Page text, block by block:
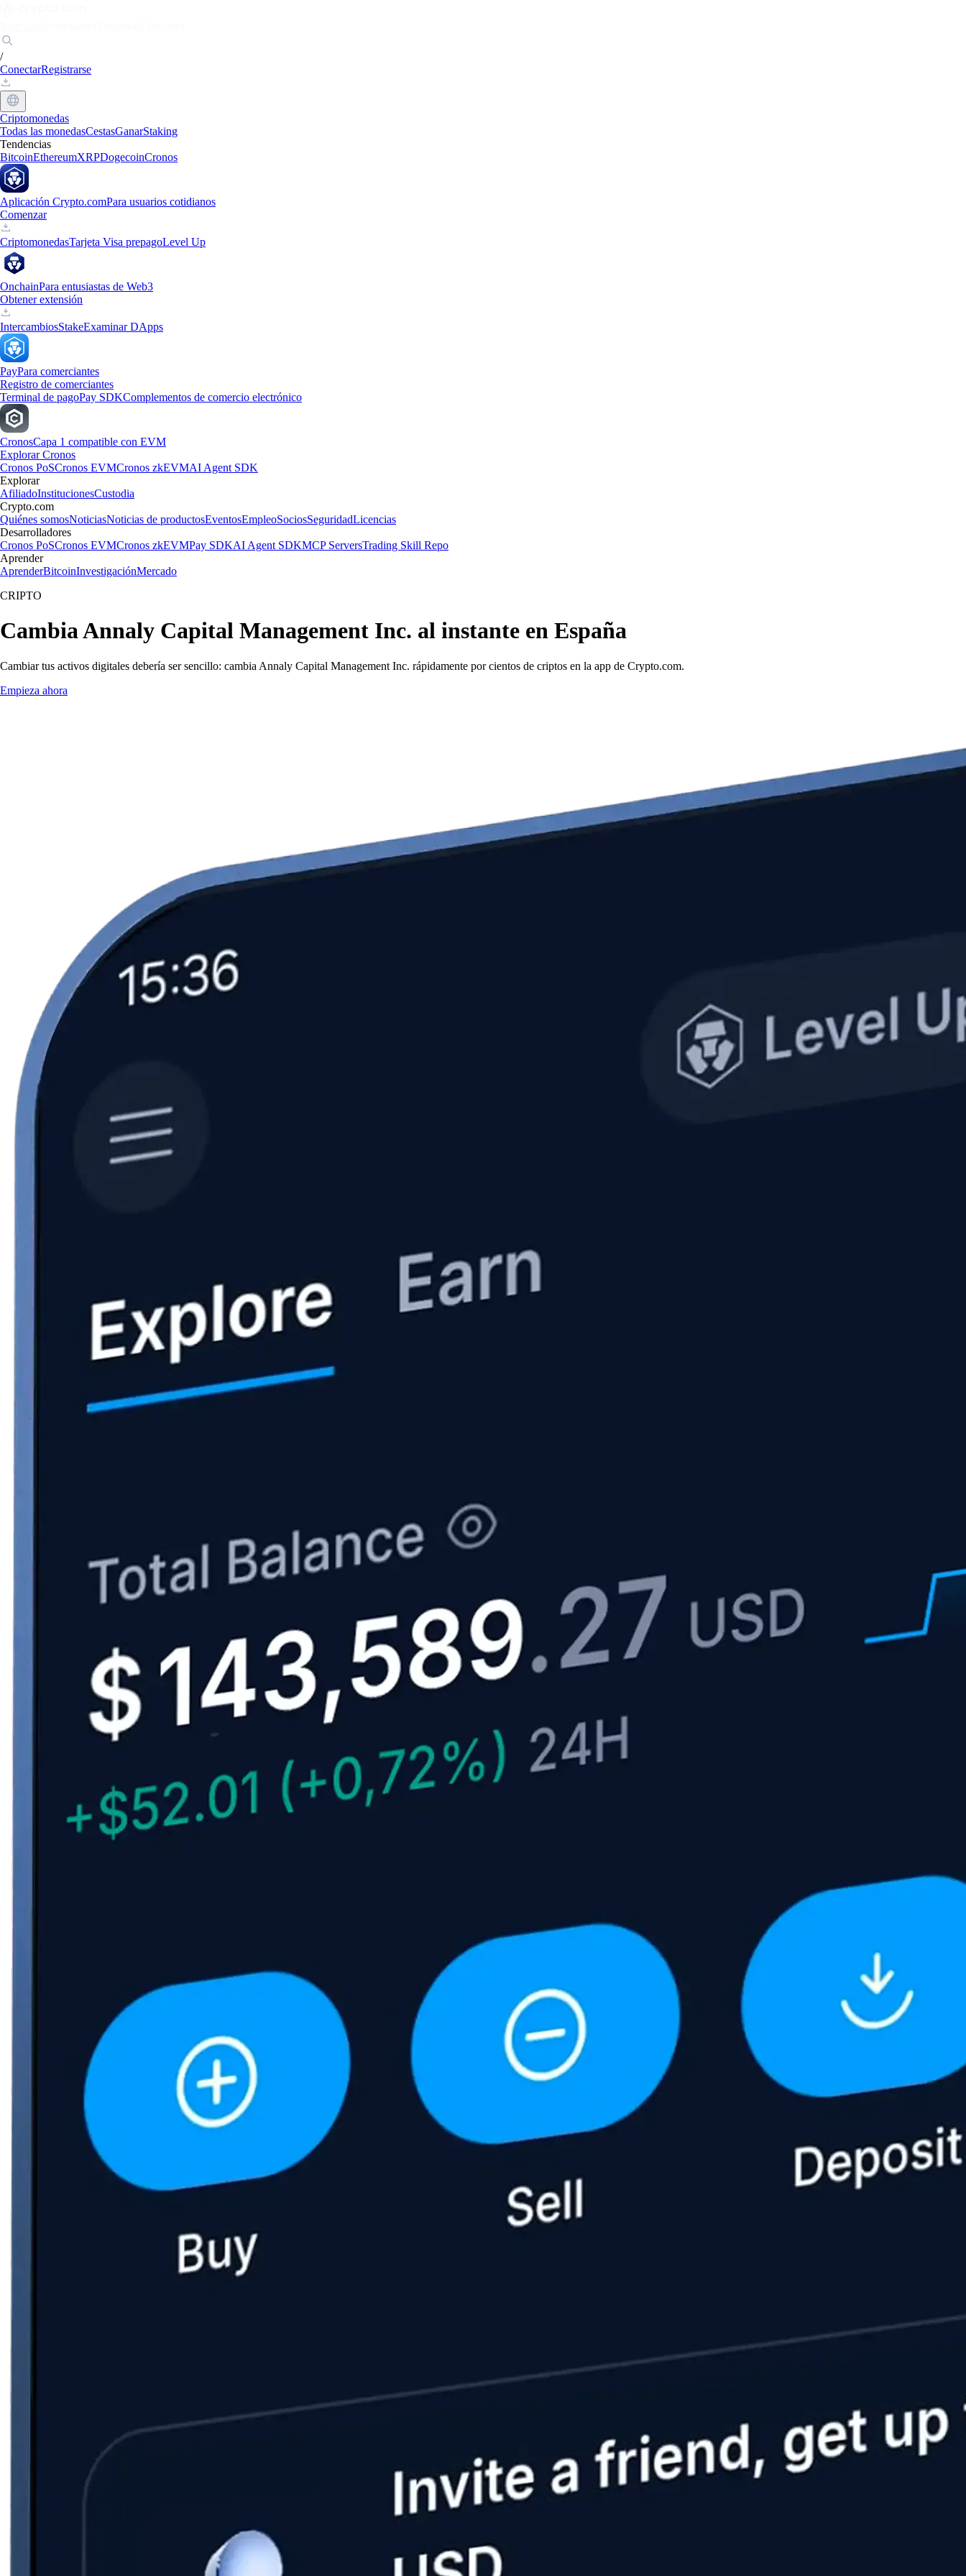
/
ConectarRegistrarse
Criptomonedas
Todas las monedasCestasGanarStaking
Tendencias
BitcoinEthereumXRPDogecoinCronos
Aplicación Crypto.comPara usuarios cotidianos
Comenzar
CriptomonedasTarjeta Visa prepagoLevel Up
OnchainPara entusiastas de Web3
Obtener extensión
IntercambiosStakeExaminar DApps
PayPara comerciantes
Registro de comerciantes
Terminal de pagoPay SDKComplementos de comercio electrónico
CronosCapa 1 compatible con EVM
Explorar Cronos
Cronos PoSCronos EVMCronos zkEVMAI Agent SDK
Explorar
AfiliadoInstitucionesCustodia
Crypto.com
Quiénes somosNoticiasNoticias de productosEventosEmpleoSociosSeguridadLicencias
Desarrolladores
Cronos PoSCronos EVMCronos zkEVMPay SDKAI Agent SDKMCP ServersTrading Skill Repo
Aprender
AprenderBitcoinInvestigaciónMercado
CRIPTO
Cambia Annaly Capital Management Inc. al instante en España
Cambiar tus activos digitales debería ser sencillo: cambia Annaly Capital Management Inc. rápidamente por cientos de criptos en la app de Crypto.com.
Empieza ahora